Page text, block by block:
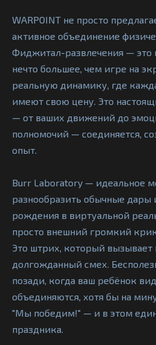
WARPOINT не просто
активное объединение
Фиджитал-развлечения — это
нечто большее, чем игре на
реальную динамику, где
имеют свою цену. Это
— от ваших движений до
полномочий — соединяется,
опыт.
Вurr Laboratory — идеальное
разнообразить обычные дары
рождения в виртуальной
просто внешний громкий
Это штрих, который вызывает
долгожданный смех.
позади, когда ваш ребёнок
объединяются, хотя бы на
"Мы победим!" — и в этом
праздника.